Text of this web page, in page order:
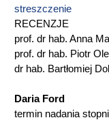
streszczenie
RECENZJE
prof. dr hab. Anna
prof. dr hab. Piotr
dr hab. Bartłomiej
Daria Ford
termin nadania